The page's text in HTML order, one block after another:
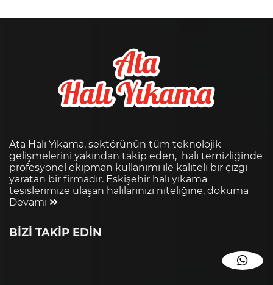
Ata Halı Yıkama, sektörünün tüm teknolojik
gelişmelerini yakından takip eden, halı temizliğinde
profesyonel ekipman kullanımı ile kaliteli bir çizgi
yaratan bir firmadır. Eskişehir halı yıkama
tesislerimize ulaşan halılarınızı niteliğine, dokuma
Devamı
BİZİ TAKİP EDİN